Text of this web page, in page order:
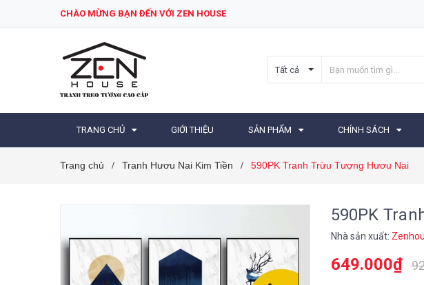
CHÀO MỪNG BẠN ĐẾN VỚI ZEN HOUSE
Tất cả
TRANG CHỦ GIỚI THIỆU SẢN PHẨM CHÍNH SÁCH
Trang chủ / Tranh Hươu Nai Kim Tiền / 590PK Tranh Trừu Tượng Hươu Nai
590PK
Nhà sản xuất:
649.000₫